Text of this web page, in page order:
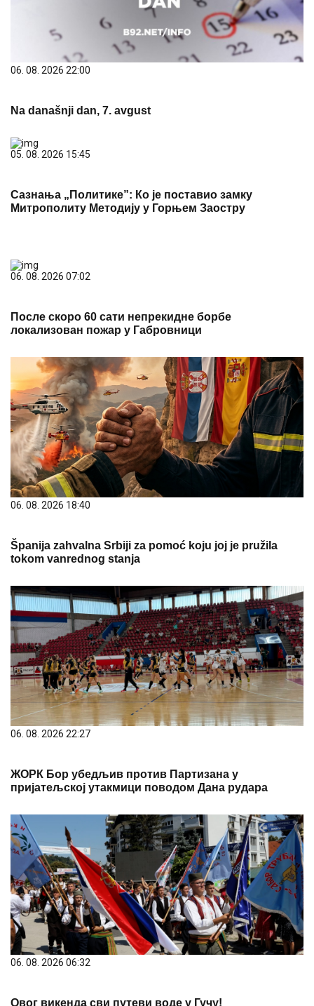
06. 08. 2026 22:00
Na današnji dan, 7. avgust
05. 08. 2026 15:45
Сазнања „Политике”: Ко је поставио замку
Митрополиту Методију у Горњем Заостру
06. 08. 2026 07:02
После скоро 60 сати непрекидне борбе
локализован пожар у Габровници
06. 08. 2026 18:40
Španija zahvalna Srbiji za pomoć koju joj je pružila
tokom vanrednog stanja
06. 08. 2026 22:27
ЖОРК Бор убедљив против Партизана у
пријатељској утакмици поводом Дана рудара
06. 08. 2026 06:32
Овог викенда сви путеви воде у Гучу!